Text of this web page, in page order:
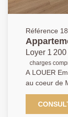
Référence
Appartement 2
Loyer 1
charges
A LOUER
au coeur de
transports
prestations